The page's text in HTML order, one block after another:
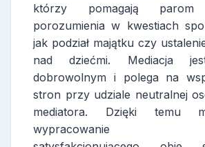
którzy pomagają
porozumienia w kwestiach
jak podział majątku czy
nad dziećmi. Mediacja
dobrowolnym i polega na
stron przy udziale neutralnej
mediatora. Dzięki temu
wypracowanie